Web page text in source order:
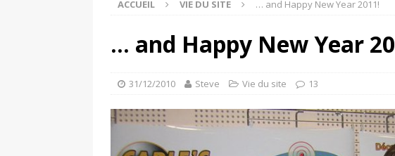
ACCUEIL VIE DU SITE … and Happy New Year 2011!
… and Happy New Year
31/12/2010 Steve Vie du site 13